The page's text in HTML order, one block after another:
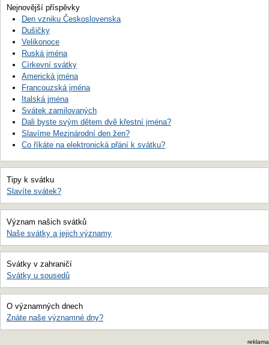
Nejnovější příspěvky
Den vzniku Československa
Dušičky
Velikonoce
Ruská jména
Církevní svátky
Americká jména
Francouzská jména
Italská jména
Svátek zamilovaných
Dali byste svým dětem dvě křestní jména?
Slavíme Mezinárodní den žen?
Co říkáte na elektronická přání k svátku?
Tipy k svátku
Slavíte svátek?
Význam našich svátků
Naše svátky a jejich významy
Svátky v zahraničí
Svátky u sousedů
O významných dnech
Znáte naše významné dny?
reklama